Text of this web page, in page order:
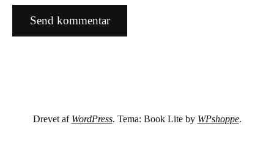
Drevet af WordPress. Tema: Book Lite by WPshoppe.